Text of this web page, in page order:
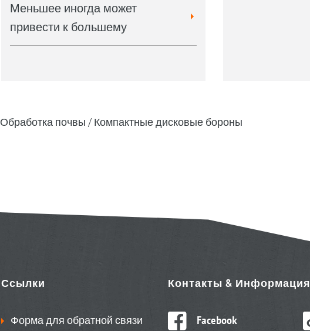
Меньшее иногда может
привести к большему
Обработка почвы Компактные дисковые бороны
Ссылки
Форма для обратной связи
Контакты & Информация
Facebook